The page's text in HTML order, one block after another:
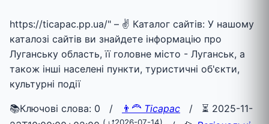
https://ticapac.pp.ua/" – ✌ Каталог сайтів: У нашому
каталозі сайтів ви знайдете інформацію про
Луганську область, її головне місто - Луганськ, а
також інші населені пункти, туристичні об'єкти,
культурні події
📚Ключові слова: 0 / 👨‍🦰 Ticapac / ⏳ 2025-11-
( ⮍2026-07-14)